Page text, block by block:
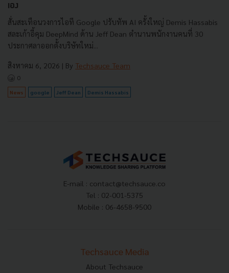
เอง
สั่นสะเทือนวงการไอที Google ปรับทัพ AI ครั้งใหญ่ Demis Hassabis
สละเก้าอี้คุม DeepMind ด้าน Jeff Dean ตำนานพนักงานคนที่ 30
ประกาศลาออกตั้งบริษัทใหม่...
สิงหาคม 6, 2026 | By Techsauce Team
0
News google Jeff Dean Demis Hassabis
E-mail : contact@techsauce.co
Tel : 02-001-5375
Mobile : 06-4658-9500
Techsauce Media
About Techsauce